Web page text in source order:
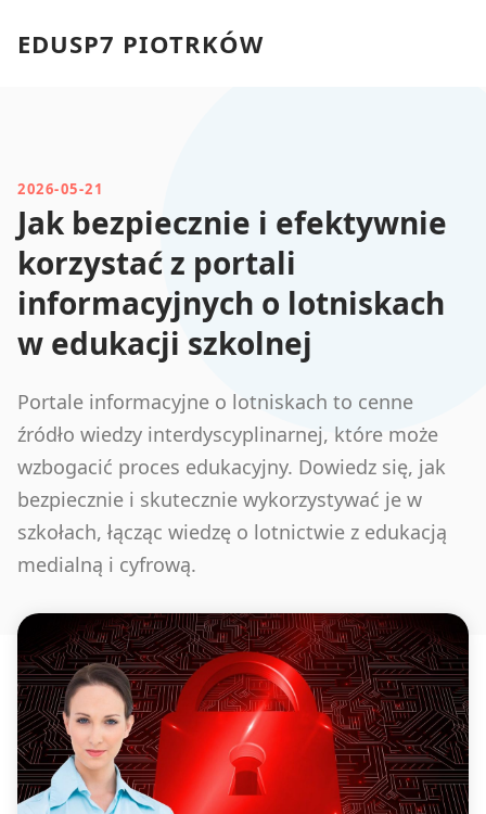
EDUSP7 PIOTRKÓW
2026-05-21
Jak bezpiecznie i efektywnie
korzystać z portali
informacyjnych o lotniskach
w edukacji szkolnej
Portale informacyjne o lotniskach to cenne
źródło wiedzy interdyscyplinarnej, które może
wzbogacić proces edukacyjny. Dowiedz się, jak
bezpiecznie i skutecznie wykorzystywać je w
szkołach, łącząc wiedzę o lotnictwie z edukacją
medialną i cyfrową.